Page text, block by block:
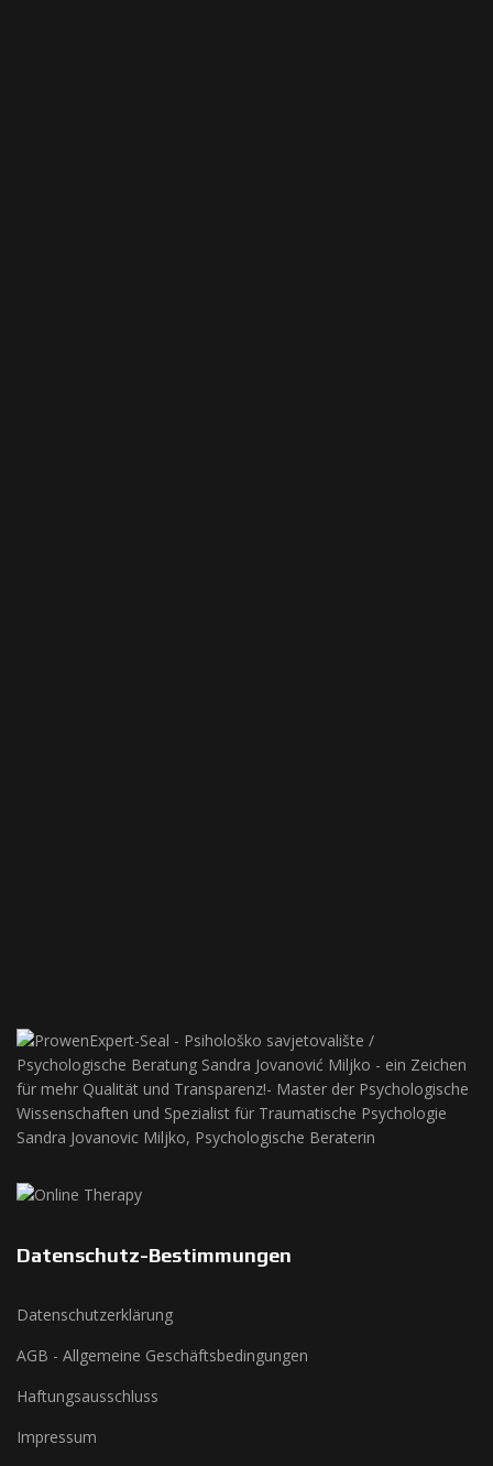
Datenschutz-Bestimmungen
Datenschutzerklärung
AGB - Allgemeine Geschäftsbedingungen
Haftungsausschluss
Impressum